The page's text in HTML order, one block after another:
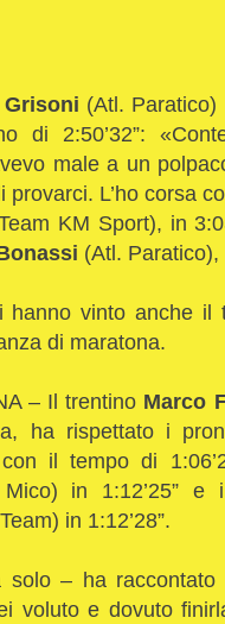
Grisoni (Atl.
di 2:50’32”:
male a un
provarci. L’ho corsa
KM Sport), in
(Atl. Paratico),
hanno vinto anche il
di maratona.
– Il trentino Marco
ha rispettato i
il tempo di
Mico) in 1:12’25”
in 1:12’28”.
solo – ha
voluto e dovuto